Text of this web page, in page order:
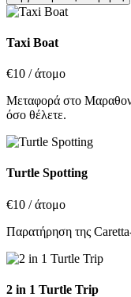
Taxi Boat
€10 / άτομο
Μεταφορά στο
όσο θέλετε.
Turtle Spotting
€10 / άτομο
Παρατήρηση της
2 in 1 Turtle Trip